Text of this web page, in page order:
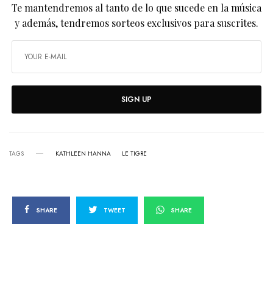
Te mantendremos al tanto de lo que sucede en la música
y además, tendremos sorteos exclusivos para suscrites.
SIGN UP
TAGS KATHLEEN HANNA LE TIGRE
SHARE TWEET SHARE